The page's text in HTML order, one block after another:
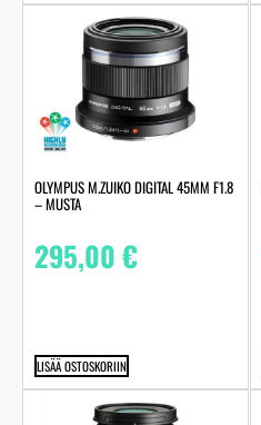
OLYMPUS M.ZUIKO DIGITAL 45MM F1.8
– MUSTA
295,00€
LISÄÄ OSTOSKORIIN